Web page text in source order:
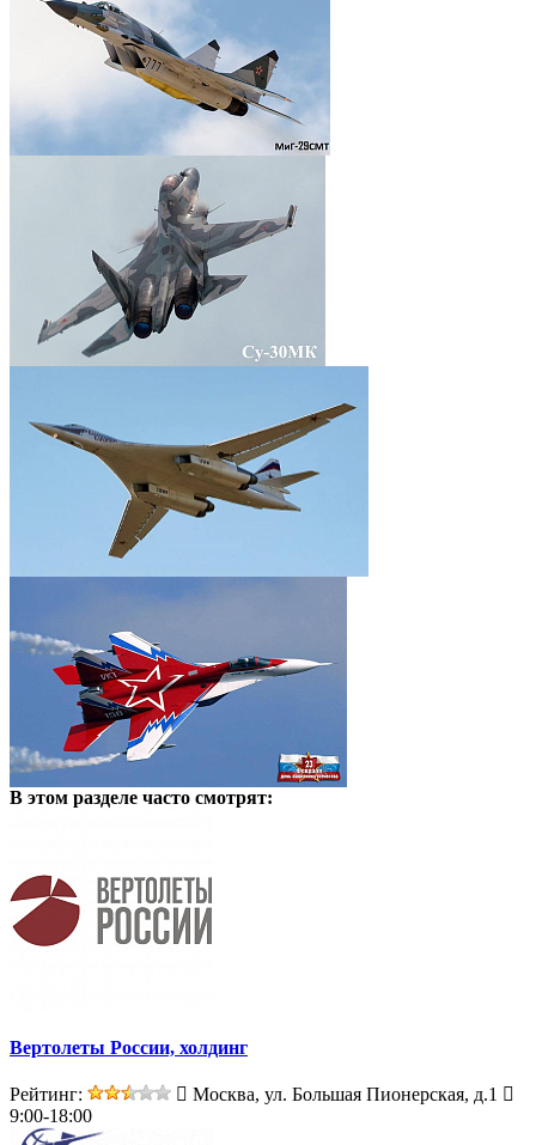
В этом разделе часто смотрят:
Вертолеты России, холдинг
Рейтинг:
Москва, ул. Большая Пионерская, д.1
9:00-18:00